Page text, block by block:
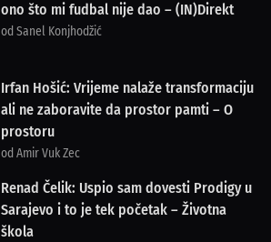
ono što mi fudbal nije dao – (IN)Direkt
od Sanel Konjhodžić
Irfan Hošić: Vrijeme nalaže transformaciju
ali ne zaboravite da prostor pamti – O
prostoru
od Amir Vuk Zec
Renad Čelik: Uspio sam dovesti Prodigy u
Sarajevo i to je tek početak – Životna
škola